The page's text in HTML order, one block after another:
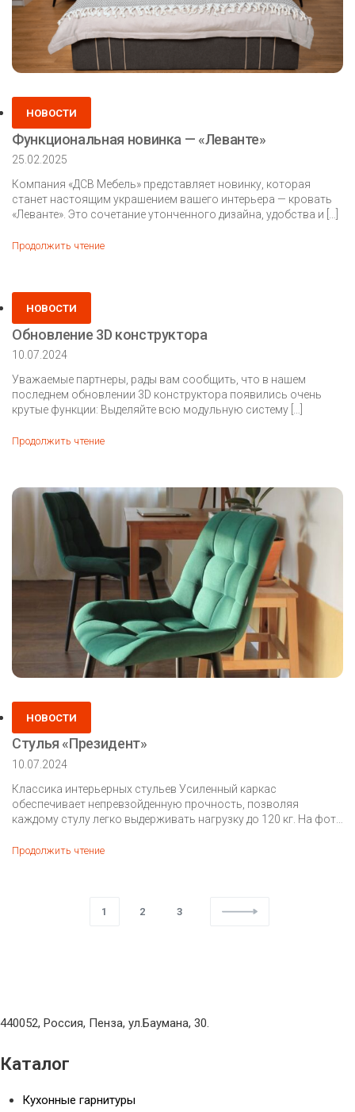
in
НОВОСТИ
Функциональная новинка — «Леванте»
25.02.2025
Компания «ДСВ Мебель» представляет новинку, которая
станет настоящим украшением вашего интерьера — кровать
«Леванте». Это сочетание утонченного дизайна, удобства и […]
Продолжить чтениеФункциональная
in
НОВОСТИ
Обновление 3D конструктора
10.07.2024
Уважаемые партнеры, рады вам сообщить, что в нашем
последнем обновлении 3D конструктора появились очень
крутые функции: Выделяйте всю модульную систему […]
Продолжить чтениеОбновление
in
НОВОСТИ
Стулья «Президент»
10.07.2024
Классика интерьерных стульев Усиленный каркас
обеспечивает непревзойденную прочность, позволяя
каждому стулу легко выдерживать нагрузку до 120 кг. На фото
Продолжить чтениеСтулья
1 2 3
440052, Россия, Пенза, ул.Баумана, 30.
Каталог
Кухонные гарнитуры